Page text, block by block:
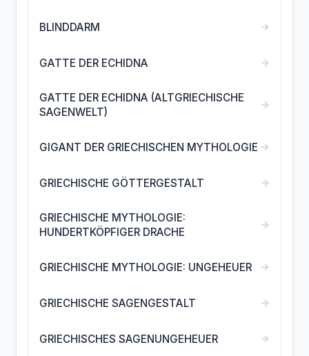
BLINDDARM →
GATTE DER ECHIDNA →
GATTE DER ECHIDNA (ALTGRIECHISCHE
SAGENWELT)
→
GIGANT DER GRIECHISCHEN MYTHOLOGIE →
GRIECHISCHE GÖTTERGESTALT →
GRIECHISCHE MYTHOLOGIE:
HUNDERTKÖPFIGER DRACHE
→
GRIECHISCHE MYTHOLOGIE: UNGEHEUER →
GRIECHISCHE SAGENGESTALT →
GRIECHISCHES SAGENUNGEHEUER →